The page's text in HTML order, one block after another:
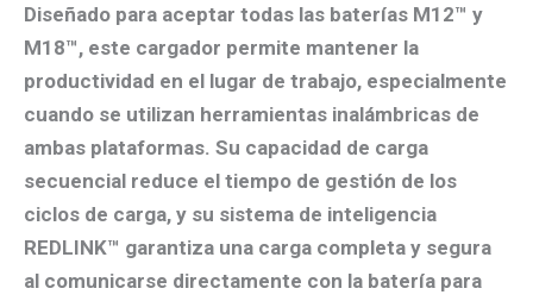
Diseñado para aceptar todas las baterías M12™ y
M18™, este cargador permite mantener la
productividad en el lugar de trabajo, especialmente
cuando se utilizan herramientas inalámbricas de
ambas plataformas. Su capacidad de carga
secuencial reduce el tiempo de gestión de los
ciclos de carga, y su sistema de inteligencia
REDLINK™ garantiza una carga completa y segura
al comunicarse directamente con la batería para